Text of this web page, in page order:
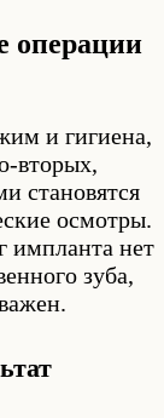
операции
и гигиена,
вторых,
становятся
осмотры.
импланта нет
зуба,